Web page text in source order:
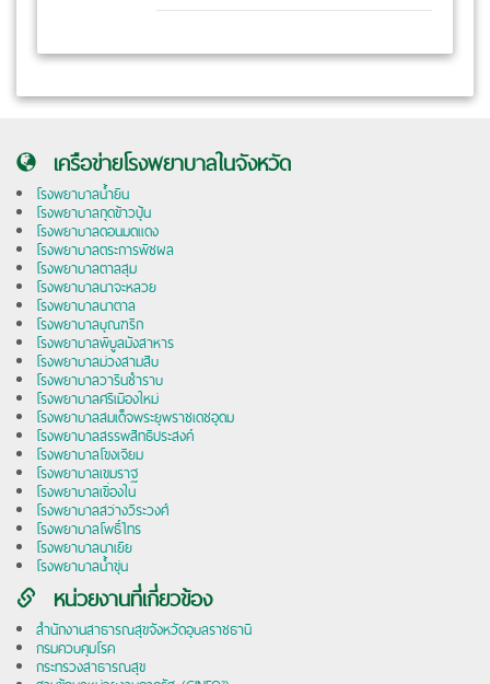
เครือข่ายโรงพยาบาลในจังหวัด
โรงพยาบาลน้ำยืน
โรงพยาบาลกุดข้าวปุ้น
โรงพยาบาลดอนมดแดง
โรงพยาบาลตระการพืชผล
โรงพยาบาลตาลสุม
โรงพยาบาลนาจะหลวย
โรงพยาบาลนาตาล
โรงพยาบาลบุณฑริก
โรงพยาบาลพิบูลมังสาหาร
โรงพยาบาลม่วงสามสิบ
โรงพยาบาลวารินชำราบ
โรงพยาบาลศรีเมืองใหม่
โรงพยาบาลสมเด็จพระยุพราชเดชอุดม
โรงพยาบาลสรรพสิทธิประสงค์
โรงพยาบาลโขงเจียม
โรงพยาบาลเขมราฐ
โรงพยาบาลเขื่องใน
โรงพยาบาลสว่างวีระวงศ์
โรงพยาบาลโพธิ์ไทร
โรงพยาบาลนาเยีย
โรงพยาบาลน้ำขุ่น
หน่วยงานที่เกี่ยวข้อง
สำนักงานสาธารณสุขจังหวัดอุบลราชธานี
กรมควบคุมโรค
กระทรวงสาธารณสุข